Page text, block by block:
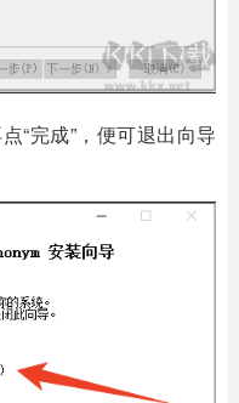
“完成”，便可退出向导